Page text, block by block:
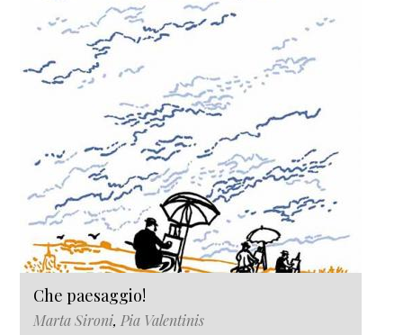
Che paesaggio!
Marta Sironi, Pia Valentinis